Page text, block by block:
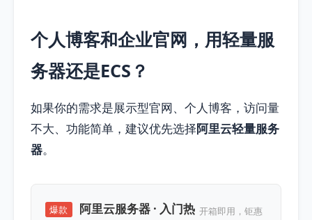
个人博客和企业官网，用轻量服
务器还是ECS？
如果你的需求是展示型官网、个人博客，访问量
不大、功能简单，建议优先选择阿里云轻量服务
器。
爆款
阿里云服务器 · 入门热 开箱即用，钜惠